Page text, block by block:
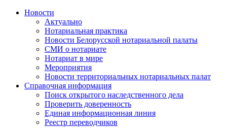
Новости
Актуально
Нотариальная практика
Новости Белорусской нотариальной палаты
СМИ о нотариате
Нотариат в мире
Мероприятия
Новости территориальных нотариальных палат
Справочная информация
Поиск открытого наследственного дела
Проверить доверенность
Единая информационная линия
Реестр переводчиков